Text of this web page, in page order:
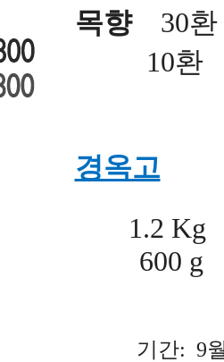
목향 30
10환
경옥고
1.2
600 g
기간: 9